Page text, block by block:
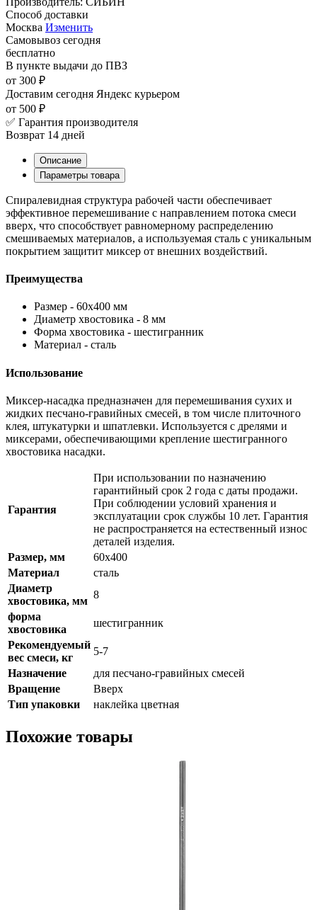
Способ доставки
Москва Изменить
Самовывоз сегодня
бесплатно
В пункте выдачи до ПВЗ
от 300 ₽
Доставим сегодня Яндекс курьером
от 500 ₽
✅ Гарантия производителя
Возврат 14 дней
Описание
Параметры товара
Спиралевидная структура рабочей части обеспечивает
эффективное перемешивание с направлением потока смеси
вверх, что способствует равномерному распределению
смешиваемых материалов, а используемая сталь с уникальным
покрытием защитит миксер от внешних воздействий.
Преимущества
Размер - 60х400 мм
Диаметр хвостовика - 8 мм
Форма хвостовика - шестигранник
Материал - сталь
Использование
Миксер-насадка предназначен для перемешивания сухих и
жидких песчано-гравийных смесей, в том числе плиточного
клея, штукатурки и шпатлевки. Используется с дрелями и
миксерами, обеспечивающими крепление шестигранного
хвостовика насадки.
Гарантия
При использовании по назначению
гарантийный срок 2 года с даты продажи.
При соблюдении условий хранения и
эксплуатации срок службы 10 лет. Гарантия
не распространяется на естественный износ
деталей изделия.
Размер, мм
60х400
Материал
сталь
Диаметр
хвостовика, мм
8
форма
хвостовика
шестигранник
Рекомендуемый
вес смеси, кг
5-7
Назначение
для песчано-гравийных смесей
Вращение
Вверх
Тип упаковки
наклейка цветная
Похожие товары